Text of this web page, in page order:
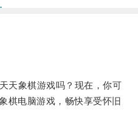
象棋游戏吗？现在，你可
棋电脑游戏，畅快享受怀旧